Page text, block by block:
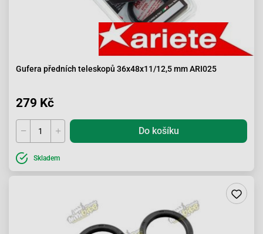
Gufera předních teleskopů 36x48x11/12,5 mm ARI025
279 Kč
Do košíku
Skladem